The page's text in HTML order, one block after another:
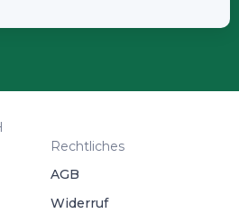
Rechtliches
AGB
Widerruf